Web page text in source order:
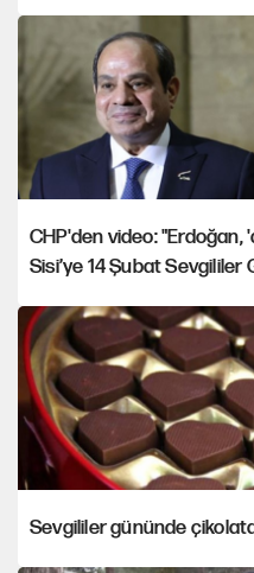
CHP'den video: "Erdoğan,
Sisi’ye 14 Şubat Sevgililer
Sevgililer gününde